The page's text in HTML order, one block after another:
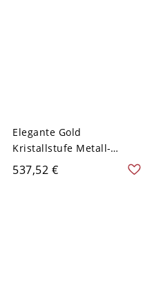
Elegante Gold
Kristallstufe Metall-
Deckenleuchte - 110V-
120V 59,69 cm
537,52 €